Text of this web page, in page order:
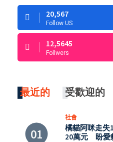
20,567
Follow US
12,5645
Follwers
最近的 受歡迎的
社會
橘貓阿咪走失
20萬元 盼愛